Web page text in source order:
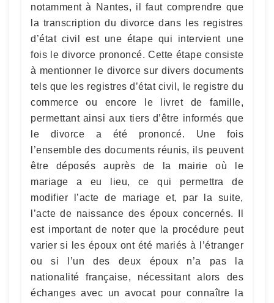
notamment à Nantes, il faut comprendre que
la transcription du divorce dans les registres
d’état civil est une étape qui intervient une
fois le divorce prononcé. Cette étape consiste
à mentionner le divorce sur divers documents
tels que les registres d’état civil, le registre du
commerce ou encore le livret de famille,
permettant ainsi aux tiers d’être informés que
le divorce a été prononcé. Une fois
l’ensemble des documents réunis, ils peuvent
être déposés auprès de la mairie où le
mariage a eu lieu, ce qui permettra de
modifier l’acte de mariage et, par la suite,
l’acte de naissance des époux concernés. Il
est important de noter que la procédure peut
varier si les époux ont été mariés à l’étranger
ou si l’un des deux époux n’a pas la
nationalité française, nécessitant alors des
échanges avec un avocat pour connaître la